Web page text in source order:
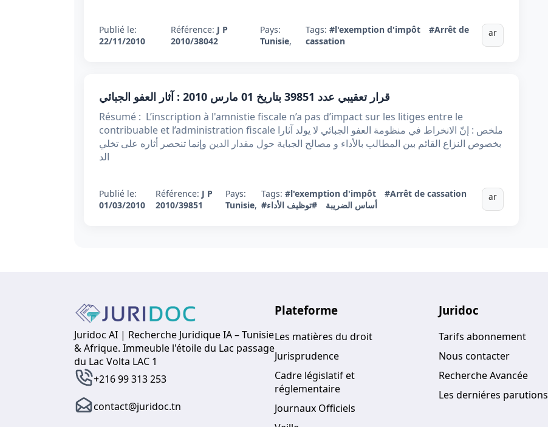
Publié le:
22/11/2010
Référence: J P
2010/38042
Pays:
Tunisie,
Tags: #l'exemption d'impôt
#Arrêt de
cassation
ar
قرار تعقيبي عدد 39851​​​​​​​ بتاريخ 01 مارس 2010 : آثار العفو الجبائي
Résumé : L’inscription à l'amnistie fiscale n’a pas d’impact sur les litiges entre le
contribuable et l’administration fiscale ملخص : إنّ الانخراط في منظومة العفو الجبائي لا يولد آثارا
بخصوص النزاع القائم بين المطالب بالأداء و مصالح الجباية حول مقدار الدين وإنما تنحصر أثاره على تخلي
الد
Publié le:
01/03/2010
Référence: J P
2010/39851
Pays:
Tunisie,
Tags:#l'exemption d'impôt
#Arrêt de cassation
#أساس الضريبة
#توظيف الأداء
ar
Juridoc AI | Recherche Juridique IA – Tunisie
& Afrique. Immeuble l'étoile du Lac passage
du Lac Volta LAC 1
+216 99 313 253
contact@juridoc.tn
Plateforme
Les matières du droit
Jurisprudence
Cadre législatif et
réglementaire
Journaux Officiels
Juridoc
Tarifs abonnement
Nous contacter
Recherche Avancée
Les derniéres parutions